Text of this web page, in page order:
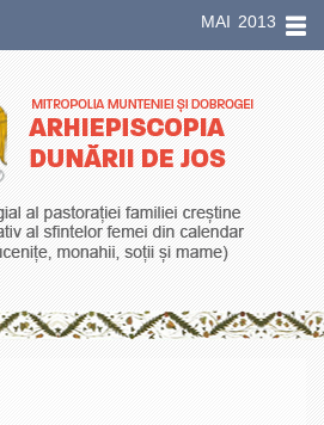
MAI 2013